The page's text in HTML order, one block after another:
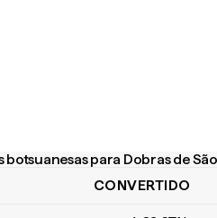
botsuanesas para Dobras de
para Dobras de São
CONVERTIDO